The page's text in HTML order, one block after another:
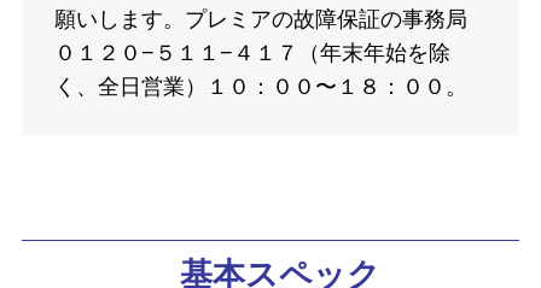
願いします。プレミアの故障保証の事務局
０１２０−５１１−４１７（年末年始を除
く、全日営業）１０：００〜１８：００。
基本スペック